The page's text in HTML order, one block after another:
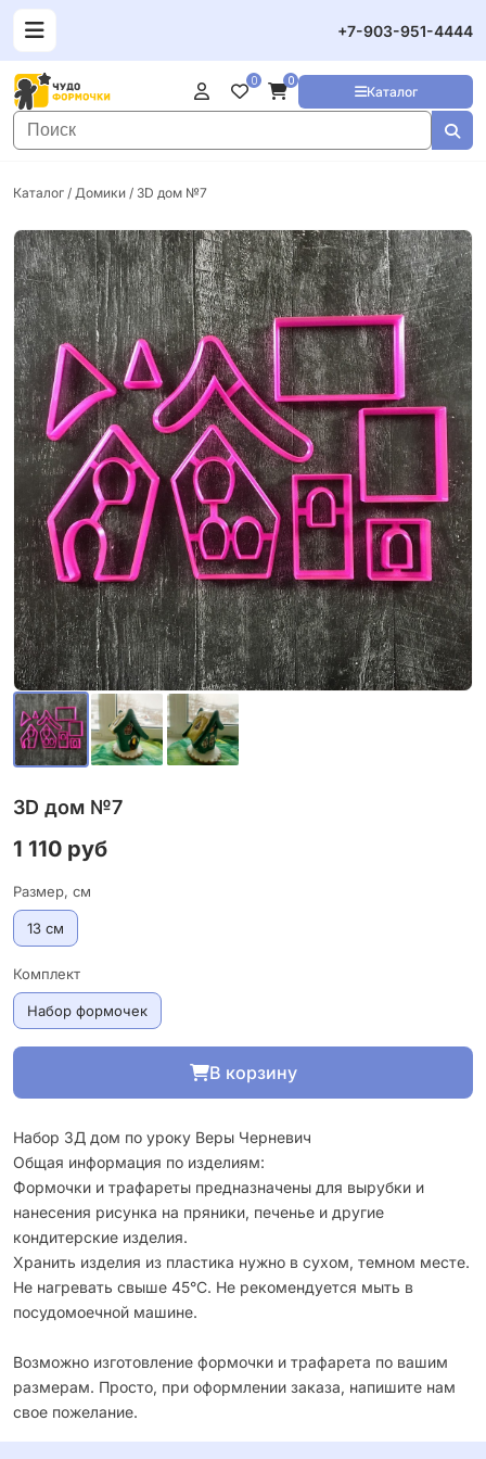
+7-903-951-4444
Каталог
0 0
Каталог / Домики / 3D дом №7
3D дом №7
1 110 руб
Размер, см
13 см
Комплект
Набор формочек
В корзину
Общая информация по изделиям:
Формочки и трафареты предназначены для вырубки и
нанесения рисунка на пряники, печенье и другие
кондитерские изделия.
Хранить изделия из пластика нужно в сухом, темном месте.
Не нагревать свыше 45°С. Не рекомендуется мыть в
посудомоечной машине.
Возможно изготовление формочки и трафарета по вашим
размерам. Просто, при оформлении заказа, напишите нам
свое пожелание.